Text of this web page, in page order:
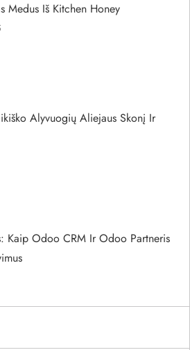
Medus Iš Kitchen Honey
Alyvuogių Aliejaus Skonį Ir
Kaip Odoo CRM Ir Odoo Partneris